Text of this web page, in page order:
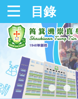
目錄